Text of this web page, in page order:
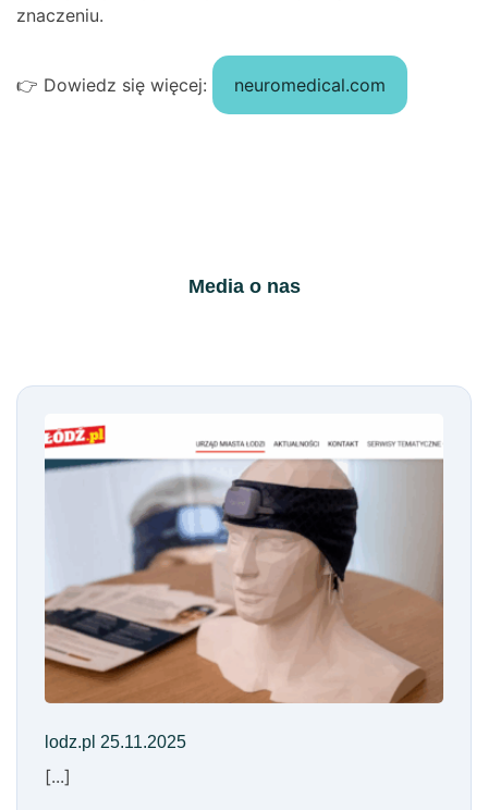
znaczeniu.
👉 Dowiedz się więcej: neuromedical.com
Media o nas
lodz.pl 25.11.2025
[...]